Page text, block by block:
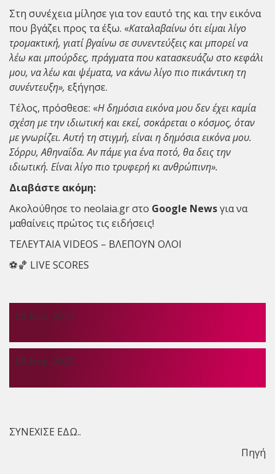
Στη συνέχεια μίλησε για τον εαυτό της και την εικόνα
που βγάζει προς τα έξω. «Καταλαβαίνω ότι είμαι λίγο
τρομακτική, γιατί βγαίνω σε συνεντεύξεις και μπορεί να
λέω και μπούρδες, πράγματα που κατασκευάζω στο κεφάλι
μου, να λέω και ψέματα, να κάνω λίγο πιο πικάντικη τη
συνέντευξη», εξήγησε.
Τέλος, πρόσθεσε: «Η δημόσια εικόνα μου δεν έχει καμία
σχέση με την ιδιωτική και εκεί, σοκάρεται ο κόσμος, όταν
με γνωρίζει. Αυτή τη στιγμή, είναι η δημόσια εικόνα μου.
Σόρρυ, Αθηναΐδα. Αν πάμε για ένα ποτό, θα δεις την
ιδιωτική. Είναι λίγο πιο τρυφερή κι ανθρώπινη».
Διαβάστε ακόμη:
Ακολούθησε το neolaia.gr στο Google Newsγια να
μαθαίνεις πρώτος τις ειδήσεις!
ΤΕΛΕΥΤΑΙΑ VIDEOS – ΒΛΕΠΟΥΝ ΟΛΟΙ
⚽🏀 LIVE SCORES
09 Νοε. 2023
09 Νοε. 2023
ΣΥΝΕΧΙΣΕ ΕΔΩ..
Πηγή